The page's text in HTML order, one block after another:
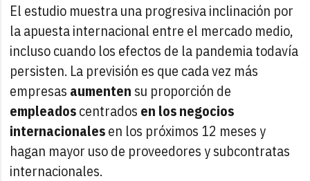
El estudio muestra una progresiva inclinación por
la apuesta internacional entre el mercado medio,
incluso cuando los efectos de la pandemia todavía
persisten. La previsión es que cada vez más
empresas aumenten su proporción de
empleadoscentrados en los negocios
internacionalesen los próximos 12 meses y
hagan mayor uso de proveedores y subcontratas
internacionales.